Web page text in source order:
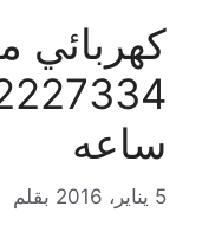
كهربائي
ساعه
5 يناير، 2016 بقلم